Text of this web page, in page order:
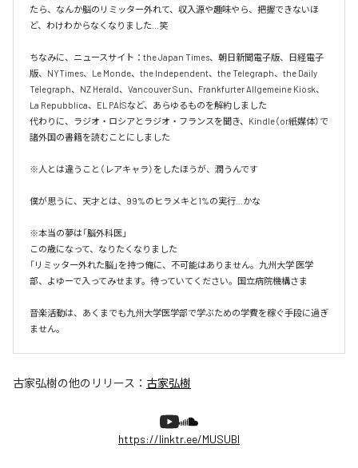
たら、なんか脳のリミッター外れて、収入源や趣味やら、把握できないほ
ど、わけわからなくなりました…笑
ちなみに、ニュースサイト：the Japan Times、朝日新聞電子版、日経電子
版、NYTimes、Le Monde、the Independent、the Telegraph、the Daily
Telegraph、NZ Herald、Vancouver Sun、Frankfurter Allgemeine Kiosk、
La Repubblica、EL PAÍSなど、あらゆるものを解約しました
代わりに、ラジオ・ロシアとラジオ・フランスを聞き、Kindle（or紙媒体）で
諸外国の書籍を読むことにしました
※人とは違うこと（レアキャラ）をしたほうが、潤うんです
僕が思うに、天才とは、99%のヒラメキと1%の実行…かな
※本当の夢は「脳外科医」
この歳になって、なりたくなりました
「リミッター外れた脳」を持つ俺に、不可能はありません。九州大学 医学
部、よゆーで入ってみせます。待っていてください。国立病院機構さま
音楽活動は、あくまでも九州大学医学部で学ぶための学費を稼ぐ手段に過ぎ
ません。
古家弘樹の他のリリース： 古家弘樹
https://linktr.ee/MUSUBI